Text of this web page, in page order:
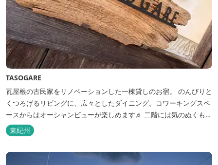
TASOGARE
瓦屋根の古民家をリノベーションした一棟貸しのお宿。 のんびりと
くつろげるリビングに、広々としたダイニング。コワーキングスペ
ースからはオーシャンビューが楽しめます♬ 二階には気のぬくもり
を感じながら、アートと読書に浸ることができる「TASOGAREの
間」があり、海を眺めながらゆったりとした時間を過ごすことがで
きます。
東紀州